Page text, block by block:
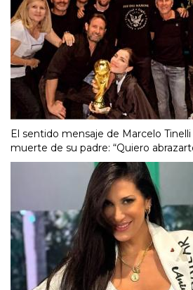
El sentido mensaje de Marcelo
muerte de su padre: “Quiero